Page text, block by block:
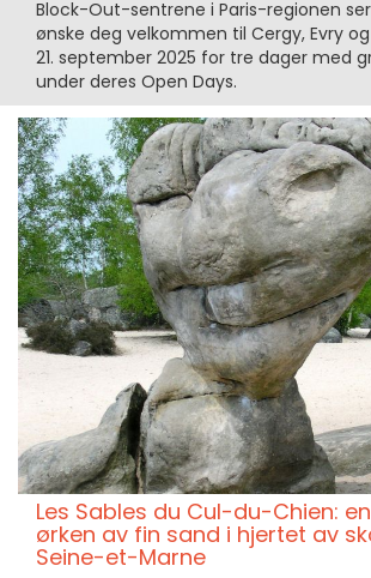
Block-Out-sentrene i Paris-regionen
ønske deg velkommen til Cergy, Evry og
21. september 2025 for tre dager med
under deres Open Days.
Les Sables du Cul-du-Chien:
ørken av fin sand i hjertet av
Seine-et-Marne